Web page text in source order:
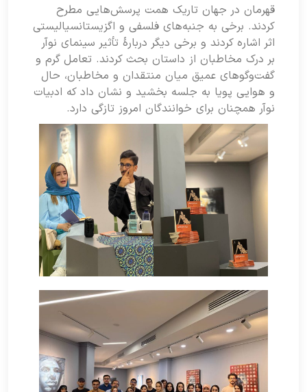
قهرمان در جهان تاریک همت پرسش‌هایی مطرح
کردند. برخی به جنبه‌های فلسفی و اگزیستانسیالیستی
اثر اشاره کردند و برخی دیگر دربارۀ تأثیر سینمای نوآر
بر درک مخاطبان از داستان بحث کردند. تعامل گرم و
گفت‌وگوهای عمیق میان منتقدان و مخاطبان، حال
و هوایی پویا به جلسه بخشید و نشان داد که ادبیات
نوآر همچنان برای خوانندگان امروز تازگی دارد.